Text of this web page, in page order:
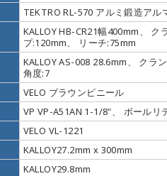
TEKTRO RL-570 アルミ鍛造アル
KALLOY HB-CR21幅400mm、 ク
プ:120mm、 リーチ:75mm
KALLOY AS-008 28.6mm、 クラ
角度:7
VELO ブラウンビニール
VP VP-A51AN 1-1/8"、 ボールリ
VELO VL-1221
KALLOY27.2mm x 300mm
KALLOY29.8mm